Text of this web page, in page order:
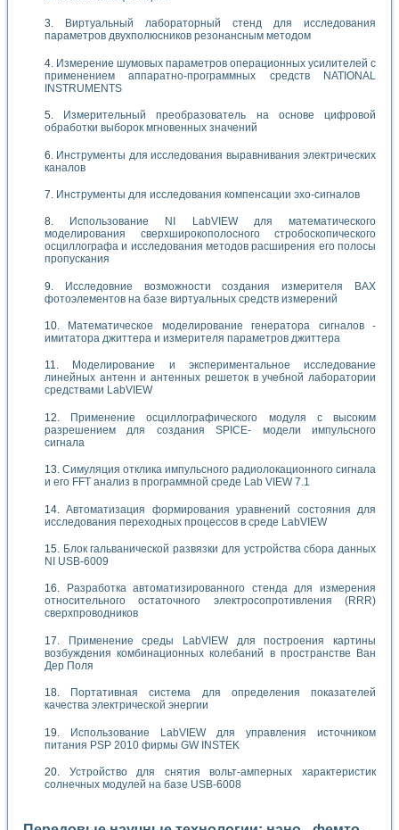
Виртуальный лабораторный стенд для исследования
параметров двухполюсников резонансным методом
Измерение шумовых параметров операционных усилителей с
применением аппаратно-программных средств NATIONAL
INSTRUMENTS
Измерительный преобразователь на основе цифровой
обработки выборок мгновенных значений
Инструменты для исследования выравнивания электрических
каналов
Инструменты для исследования компенсации эхо-сигналов
Использование NI LabVIEW для математического
моделирования сверхширокополосного стробоскопического
осциллографа и исследования методов расширения его полосы
пропускания
Исследовние возможности создания измерителя ВАХ
фотоэлементов на базе виртуальных средств измерений
Математическое моделирование генератора сигналов -
имитатора джиттера и измерителя параметров джиттера
Моделирование и экспериментальное исследование
линейных антенн и антенных решеток в учебной лаборатории
средствами LabVIEW
Применение осциллографического модуля с высоким
разрешением для создания SPICE- модели импульсного
сигнала
Симуляция отклика импульсного радиолокационного сигнала
и его FFT анализ в программной среде Lab VIEW 7.1
Автоматизация формирования уравнений состояния для
исследования переходных процессов в среде LabVIEW
Блок гальванической развязки для устройства сбора данных
NI USB-6009
Разработка автоматизированного стенда для измерения
относительного остаточного электросопротивления (RRR)
сверхпроводников
Применение среды LabVIEW для построения картины
возбуждения комбинационных колебаний в пространстве Ван
Дер Поля
Портативная система для определения показателей
качества электрической энергии
Использование LabVIEW для управления источником
питания PSP 2010 фирмы GW INSTEK
Устройство для снятия вольт-амперных характеристик
солнечных модулей на базе USB-6008